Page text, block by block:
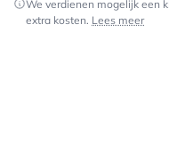
We verdienen mogelijk een
extra kosten. Lees meer